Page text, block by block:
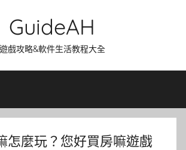
GuideAH
遊戲攻略&軟件生活教程大全
怎麼玩？您好買房嘛遊戲